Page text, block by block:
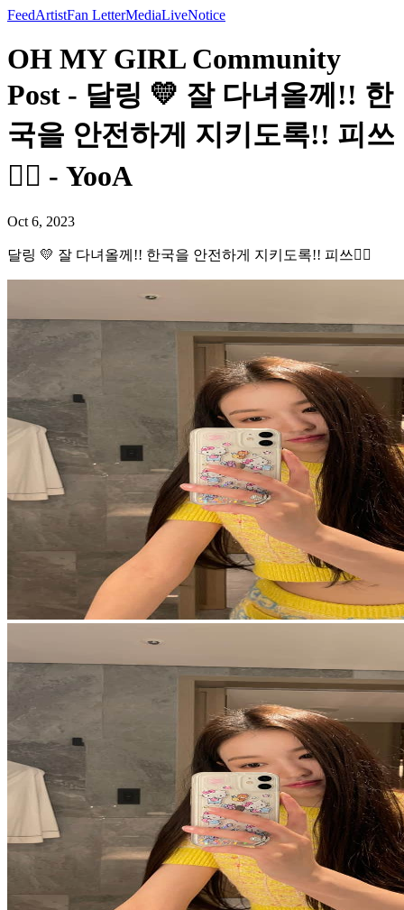
FeedArtistFan LetterMediaLiveNotice
OH MY GIRL Community
Post - 달링 💛 잘 다녀올께!! 한
국을 안전하게 지키도록!! 피쓰
✌🏻 - YooA
Oct 6, 2023
달링 💛 잘 다녀올께!! 한국을 안전하게 지키도록!! 피쓰✌🏻